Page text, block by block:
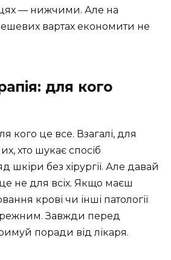
— нижчими. Але на
вартах економити не
для кого
кого це все. Взагалі, для
хто шукає спосіб
шкіри без хірургії. Але давай
не для всіх. Якщо маєш
крові чи інші патології
Завжди перед
поради від лікаря.